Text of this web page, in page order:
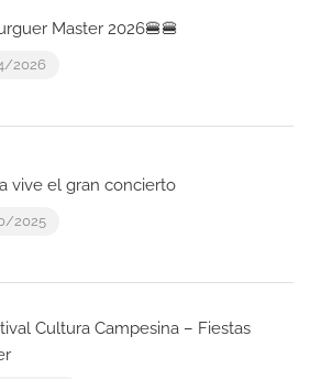
Master 2026🍔🍔
2026
vive el gran concierto
2025
Cultura Campesina – Fiestas